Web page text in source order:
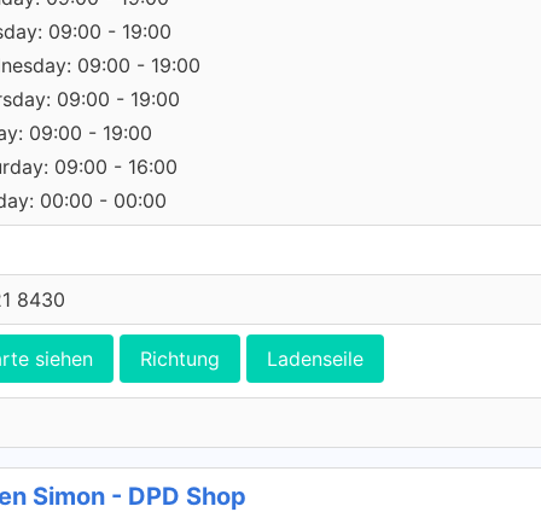
09:00 - 19:00
09:00 - 19:00
09:00 - 19:00
09:00 - 19:00
09:00 - 16:00
00:00 - 00:00
8430
siehen Richtung Ladenseile
Simon - DPD Shop